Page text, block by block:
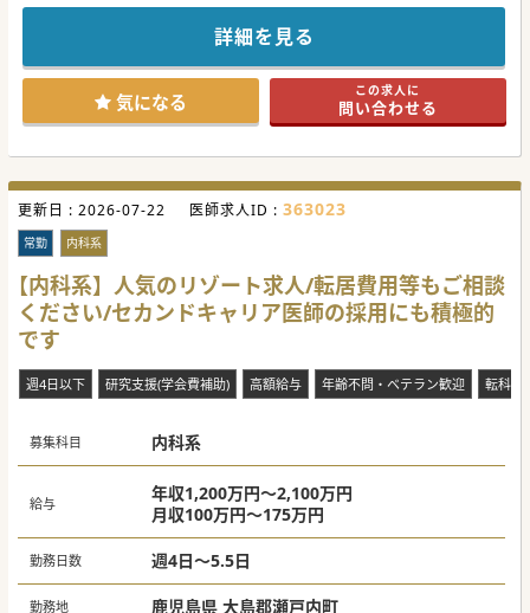
15年以上続いているクリニックで運営も安定しておりますの
で腰を据えて長くご勤務いただける環境がございます。
子育て中の先生やブランクのある先生のサポート体制等、
先生の状況に合わせた手厚い体制で働きやすい環境が整って
いる医療機関です。
是非お問合せください。
#秋入職可
詳細を見る
気になる この求人に
問い合わせる
更新日 : 2026-07-22 医師求人ID : 363023
常勤 内科系
【内科系】人気のリゾート求人/転居費用等もご相談
ください/セカンドキャリア医師の採用にも積極的
です
週4日以下 研究支援(学会費補助) 高額給与 年齢不問・ベテラン歓迎 転科OK
募集科目 内科系
給与
年収1,200万円～2,100万円
月収100万円～175万円
勤務日数 週4日～5.5日
勤務地 鹿児島県 大島郡瀬戸内町